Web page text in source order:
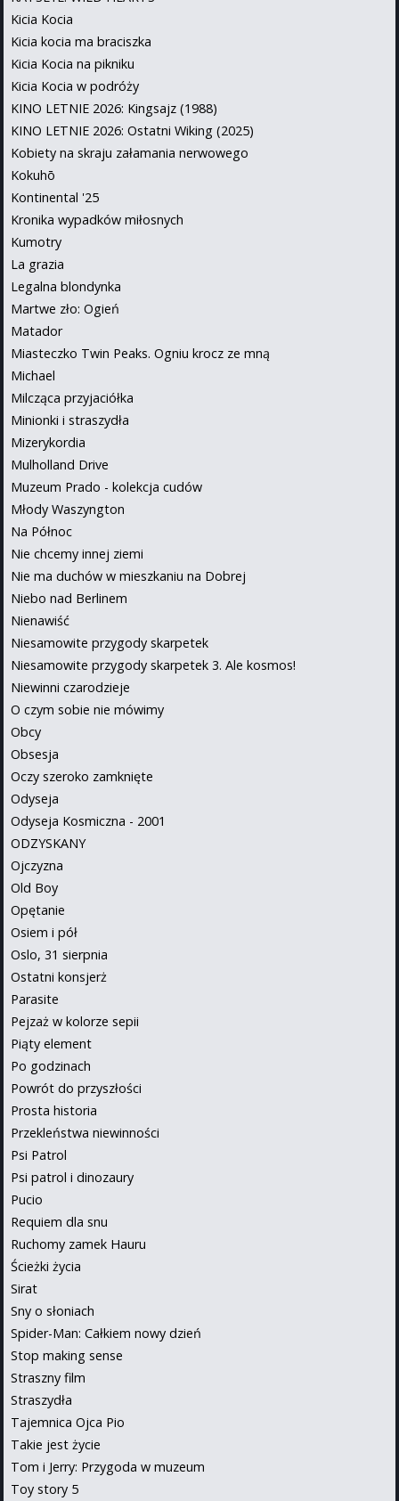
Kicia Kocia
Kicia kocia ma braciszka
Kicia Kocia na pikniku
Kicia Kocia w podróży
KINO LETNIE 2026: Kingsajz (1988)
KINO LETNIE 2026: Ostatni Wiking (2025)
Kobiety na skraju załamania nerwowego
Kokuhō
Kontinental '25
Kronika wypadków miłosnych
Kumotry
La grazia
Legalna blondynka
Martwe zło: Ogień
Matador
Miasteczko Twin Peaks. Ogniu krocz ze mną
Michael
Milcząca przyjaciółka
Minionki i straszydła
Mizerykordia
Mulholland Drive
Muzeum Prado - kolekcja cudów
Młody Waszyngton
Na Północ
Nie chcemy innej ziemi
Nie ma duchów w mieszkaniu na Dobrej
Niebo nad Berlinem
Nienawiść
Niesamowite przygody skarpetek
Niesamowite przygody skarpetek 3. Ale kosmos!
Niewinni czarodzieje
O czym sobie nie mówimy
Obcy
Obsesja
Oczy szeroko zamknięte
Odyseja
Odyseja Kosmiczna - 2001
ODZYSKANY
Ojczyzna
Old Boy
Opętanie
Osiem i pół
Oslo, 31 sierpnia
Ostatni konsjerż
Parasite
Pejzaż w kolorze sepii
Piąty element
Po godzinach
Powrót do przyszłości
Prosta historia
Przekleństwa niewinności
Psi Patrol
Psi patrol i dinozaury
Pucio
Requiem dla snu
Ruchomy zamek Hauru
Ścieżki życia
Sirat
Sny o słoniach
Spider-Man: Całkiem nowy dzień
Stop making sense
Straszny film
Straszydła
Tajemnica Ojca Pio
Takie jest życie
Tom i Jerry: Przygoda w muzeum
Toy story 5